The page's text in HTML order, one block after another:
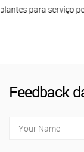
LEIA MAIS
Feedback